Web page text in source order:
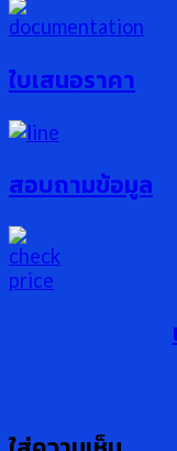
ใบเสนอราคา
สอบถามข้อมูล